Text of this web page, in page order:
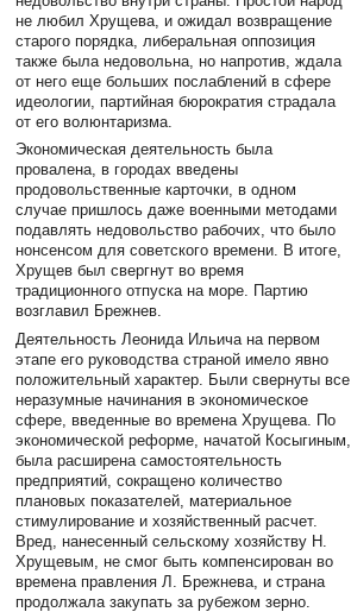
не любил Хрущева, и ожидал возвращение
старого порядка, либеральная оппозиция
также была недовольна, но напротив, ждала
от него еще больших послаблений в сфере
идеологии, партийная бюрократия страдала
от его волюнтаризма.
Экономическая деятельность была
провалена, в городах введены
продовольственные карточки, в одном
случае пришлось даже военными методами
подавлять недовольство рабочих, что было
нонсенсом для советского времени. В итоге,
Хрущев был свергнут во время
традиционного отпуска на море. Партию
возглавил Брежнев.
Деятельность Леонида Ильича на первом
этапе его руководства страной имело явно
положительный характер. Были свернуты все
неразумные начинания в экономическое
сфере, введенные во времена Хрущева. По
экономической реформе, начатой Косыгиным,
была расширена самостоятельность
предприятий, сокращено количество
плановых показателей, материальное
стимулирование и хозяйственный расчет.
Вред, нанесенный сельскому хозяйству Н.
Хрущевым, не смог быть компенсирован во
времена правления Л. Брежнева, и страна
продолжала закупать за рубежом зерно.